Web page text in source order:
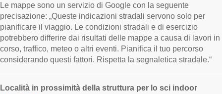
Le mappe sono un servizio di Google con la seguente
precisazione: „Queste indicazioni stradali servono solo per
pianificare il viaggio. Le condizioni stradali e di esercizio
potrebbero differire dai risultati delle mappe a causa di lavori in
corso, traffico, meteo o altri eventi. Pianifica il tuo percorso
considerando questi fattori. Rispetta la segnaletica stradale.“
Località in prossimità della struttura per lo sci indoor